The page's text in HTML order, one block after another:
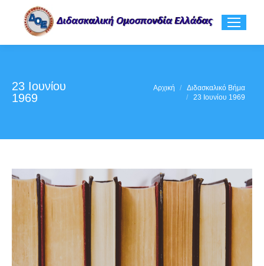
23 Ιουνίου
1969
Αρχική
Διδασκαλικό Βήμα
23 Ιουνίου 1969